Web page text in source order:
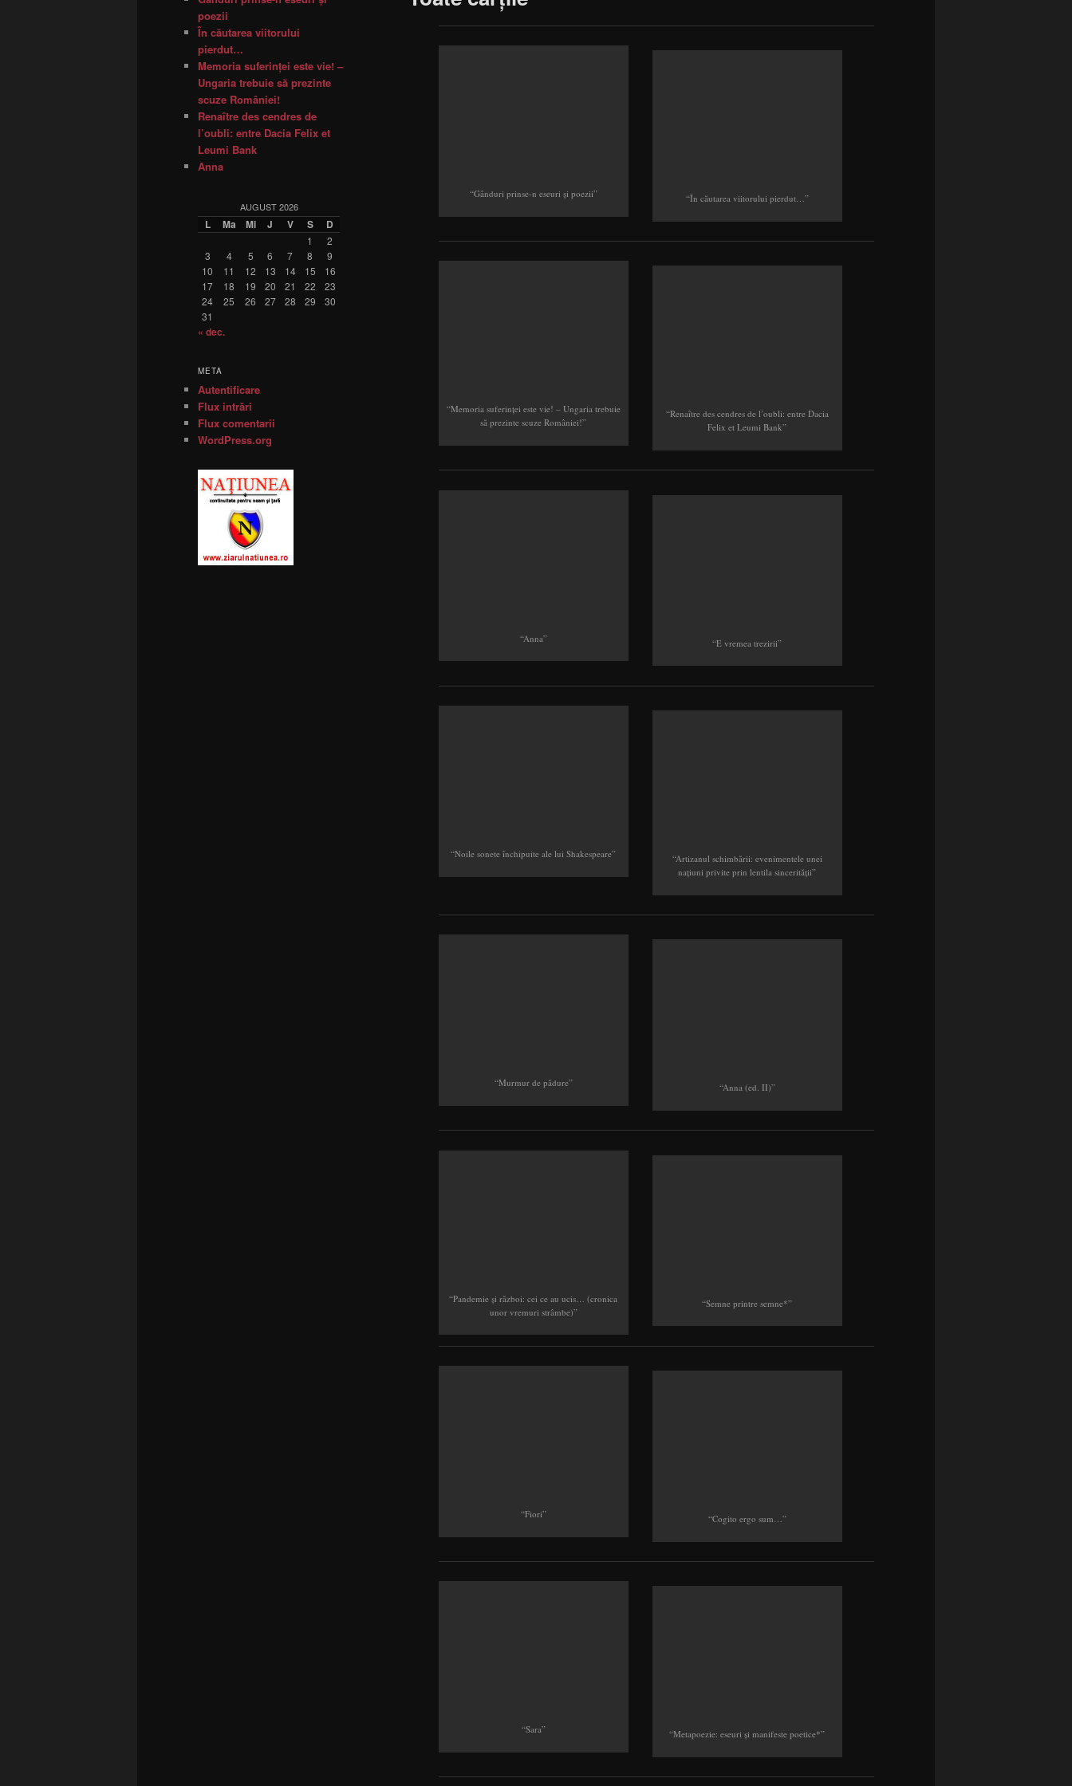
“Gânduri prinse-n eseuri şi poezii” “În căutarea viitorului pierdut…”
“Memoria suferinţei este vie! – Ungaria trebuie
să prezinte scuze României!”
“Renaître des cendres de l’oubli: entre Dacia
Felix et Leumi Bank”
“Anna” “E vremea trezirii”
“Noile sonete închipuite ale lui Shakespeare”
“Artizanul schimbării: evenimentele unei
naţiuni privite prin lentila sincerităţii”
“Murmur de pădure” “Anna (ed. II)”
“Pandemie şi război: cei ce au ucis… (cronica
unor vremuri strâmbe)”
“Semne printre semne*”
“Fiori” “Cogito ergo sum…”
“Sara” “Metapoezie: eseuri şi manifeste poetice*”
poezii
În căutarea viitorului
pierdut…
Memoria suferinţei este vie! –
Ungaria trebuie să prezinte
scuze României!
Renaître des cendres de
l’oubli: entre Dacia Felix et
Leumi Bank
Anna
AUGUST 2026
L Ma Mi J V S D
1
2
3
4 5 6 7 8
9
10
11 12 13 14 15
16
17
18 19 20 21 22
23
24
25 26 27 28 29
30
31
« dec.
META
Autentificare
Flux intrări
Flux comentarii
WordPress.org